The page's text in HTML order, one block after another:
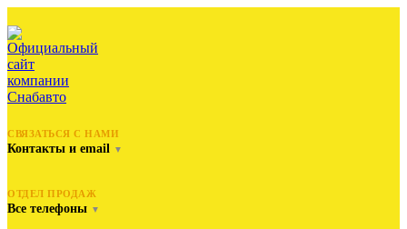
СВЯЗАТЬСЯ С НАМИ
Контакты и email ▼
ОТДЕЛ ПРОДАЖ
Все телефоны ▼